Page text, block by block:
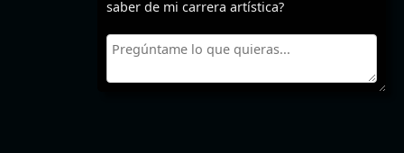
saber de mi carrera artística?